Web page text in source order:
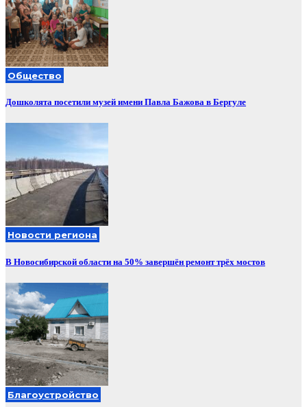
Общество
Дошколята посетили музей имени Павла Бажова в Бергуле
Новости региона
В Новосибирской области на 50% завершён ремонт трёх мостов
Благоустройство